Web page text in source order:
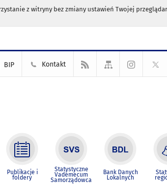
z witryny bez zmiany ustawień Twojej
BIP Kontakt
Publikacje i
foldery
Statystyczne
Vademecum
Samorządowca
Bank Danych
Lokalnych